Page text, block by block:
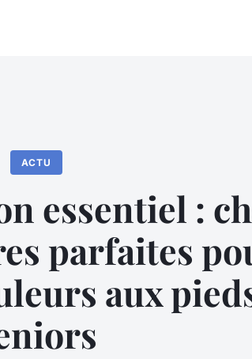
ACTU
essentiel :
parfaites
aux